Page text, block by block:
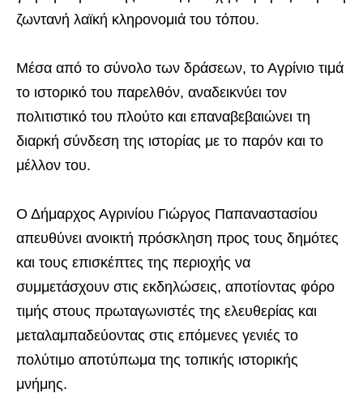
ζωντανή λαϊκή κληρονομιά του τόπου.
Μέσα από το σύνολο των δράσεων, το Αγρίνιο τιμά
το ιστορικό του παρελθόν, αναδεικνύει τον
πολιτιστικό του πλούτο και επαναβεβαιώνει τη
διαρκή σύνδεση της ιστορίας με το παρόν και το
μέλλον του.
Ο Δήμαρχος Αγρινίου Γιώργος Παπαναστασίου
απευθύνει ανοικτή πρόσκληση προς τους δημότες
και τους επισκέπτες της περιοχής να
συμμετάσχουν στις εκδηλώσεις, αποτίοντας φόρο
τιμής στους πρωταγωνιστές της ελευθερίας και
μεταλαμπαδεύοντας στις επόμενες γενιές το
πολύτιμο αποτύπωμα της τοπικής ιστορικής
μνήμης.